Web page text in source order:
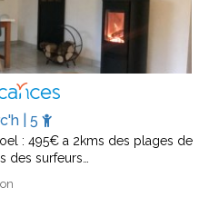
| 5
: 495€ a 2kms des plages de
des surfeurs…